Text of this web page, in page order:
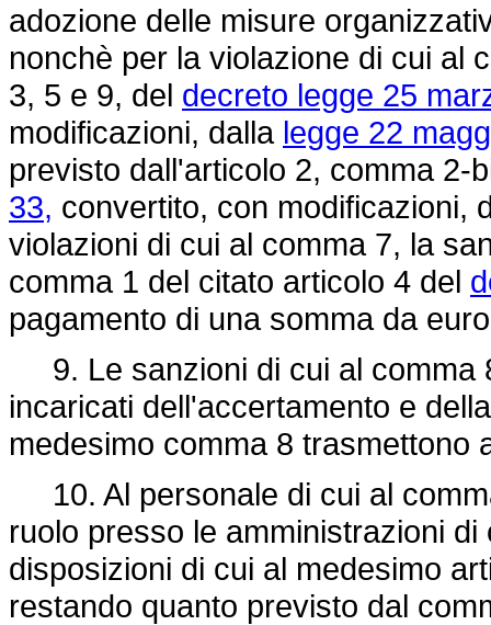
adozione delle misure
nonchè per la violazione di cui al
3, 5 e 9, del decreto legge 25
modificazioni, dalla legge 22
previsto dall'articolo 2, comma 2-
33, convertito, con modificazioni,
violazioni di cui al comma 7, la
comma 1 del citato articolo 4 del
pagamento di una somma da
9. Le sanzioni di cui al comma
incaricati dell'accertamento e
medesimo comma 8 trasmettono
10. Al personale di cui al
ruolo presso le amministrazioni
disposizioni di cui al medesimo
restando quanto previsto dal